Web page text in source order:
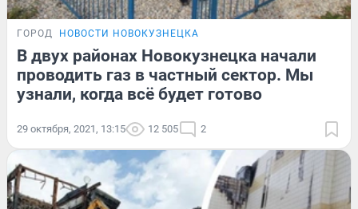
ГОРОД НОВОСТИ НОВОКУЗНЕЦКА
В двух районах Новокузнецка начали
проводить газ в частный сектор. Мы
узнали, когда всё будет готово
29 октября, 2021, 13:15 12 505 2